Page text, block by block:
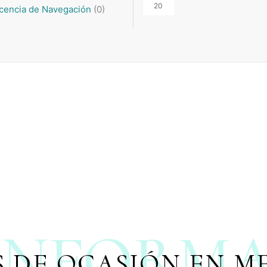
de Navegación (0)